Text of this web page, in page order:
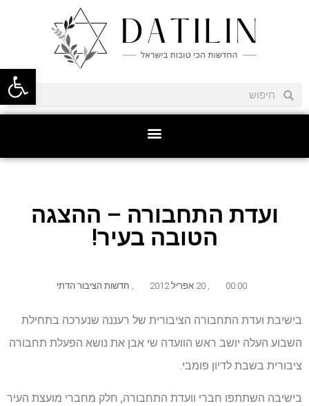
פתח
ועדת התחבורה – ההצגה
הטובה בעיר!
00:00
,
, חדשות הציבור הדתי
בישיבת ועדת התחבורה הציבורית של רעננה שנערכה בתחילת
השבוע העלה יושב ראש הוועדה שי אבן את נושא הפעלת תחבורה
ציבורית בשבת לדיון פומבי.
בישיבה השתתפו חברי וועדת התחבורה, חלק מחברי מועצת העיר